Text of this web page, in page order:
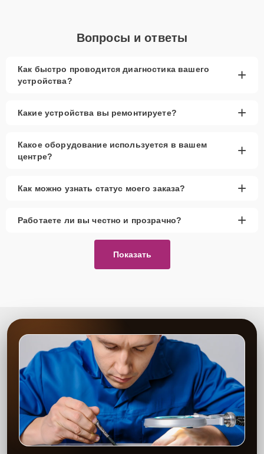
Вопросы и ответы
Как быстро проводится диагностика вашего
устройства?
+
Какие устройства вы ремонтируете? +
Какое оборудование используется в вашем
центре?
+
Как можно узнать статус моего заказа? +
Работаете ли вы честно и прозрачно? +
Показать